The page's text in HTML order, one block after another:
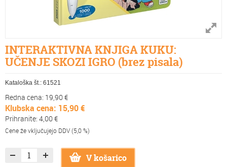
INTERAKTIVNA KNJIGA KUKU:
UČENJE SKOZI IGRO (brez pisala)
Kataloška št.: 61521
Redna cena: 19,90 €
Klubska cena: 15,90 €
Prihranite: 4,00 €
Cene že vključujejo DDV (5,0 %)
V košarico